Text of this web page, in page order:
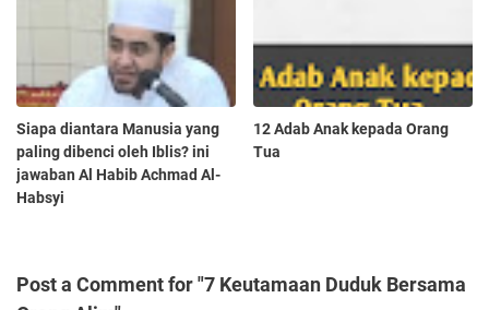
Siapa diantara Manusia yang
paling dibenci oleh Iblis? ini
jawaban Al Habib Achmad Al-
Habsyi
12 Adab Anak kepada Orang
Tua
Post a Comment for "7 Keutamaan Duduk Bersama